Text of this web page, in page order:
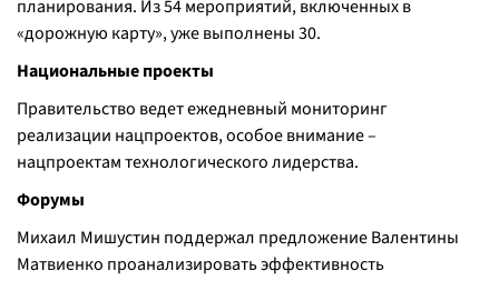
планирования. Из 54 мероприятий, включенных в
«дорожную карту», уже выполнены 30.
Национальные проекты
Правительство ведет ежедневный мониторинг
реализации нацпроектов, особое внимание –
нацпроектам технологического лидерства.
Форумы
Михаил Мишустин поддержал предложение Валентины
Матвиенко проанализировать эффективность